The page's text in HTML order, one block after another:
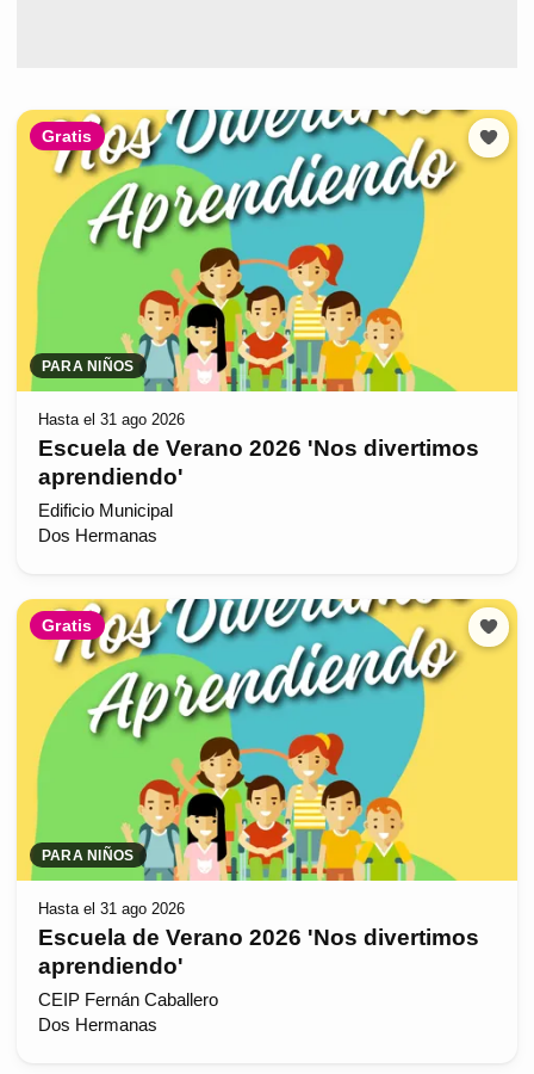
Gratis
PARA NIÑOS
Hasta el 31 ago 2026
Escuela de Verano 2026 'Nos divertimos
aprendiendo'
Edificio Municipal
Dos Hermanas
Gratis
PARA NIÑOS
Hasta el 31 ago 2026
Escuela de Verano 2026 'Nos divertimos
aprendiendo'
CEIP Fernán Caballero
Dos Hermanas